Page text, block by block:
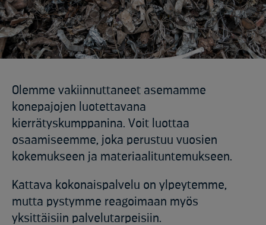
Olemme vakiinnuttaneet asemamme
konepajojen luotettavana
kierrätyskumppanina. Voit luottaa
osaamiseemme, joka perustuu vuosien
kokemukseen ja materiaalituntemukseen.
Kattava kokonaispalvelu on ylpeytemme,
mutta pystymme reagoimaan myös
yksittäisiin palvelutarpeisiin.